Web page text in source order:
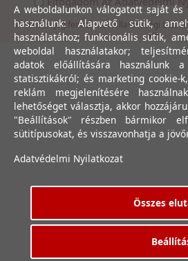
© Minden jog fenntartva. Villamossági
Kft.
A weboldalunkon válogatott saját
használunk: Alapvető sütik,
használatához; funkcionális sütik,
weboldal használatakor;
adatok előállítására használunk
statisztikákról; és marketing cookie-
reklám megjelenítésére
lehetőséget választja, akkor
"Beállítások" részben bármikor
sütitípusokat, és visszavonhatja a
Adatvédelmi Nyilatkozat
Összes